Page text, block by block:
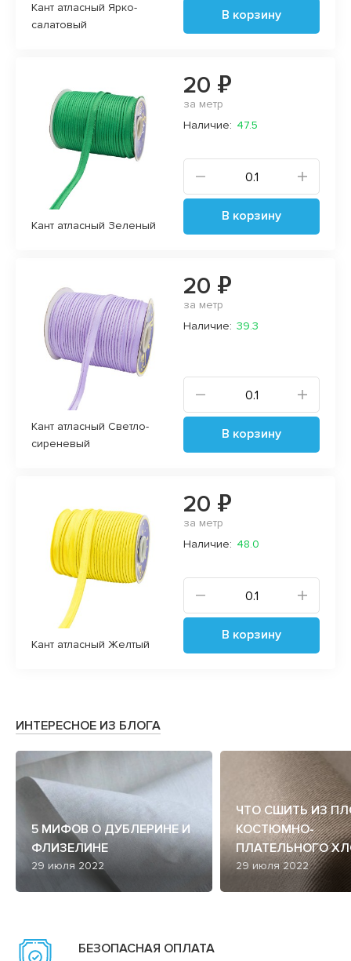
Кант атласный Ярко-
салатовый
В корзину
Кант атласный Зеленый
20 ₽
за метр
Наличие: 47.5
В корзину
Кант атласный Светло-
сиреневый
20 ₽
за метр
Наличие: 39.3
В корзину
Кант атласный Желтый
20 ₽
за метр
Наличие: 48.0
В корзину
ИНТЕРЕСНОЕ ИЗ БЛОГА
5 МИФОВ О ДУБЛЕРИНЕ И
ФЛИЗЕЛИНЕ
29 июля 2022
ЧТО СШИТЬ ИЗ
КОСТЮМНО-
ПЛАТЕЛЬНОГО
29 июля 2022
БЕЗОПАСНАЯ ОПЛАТА